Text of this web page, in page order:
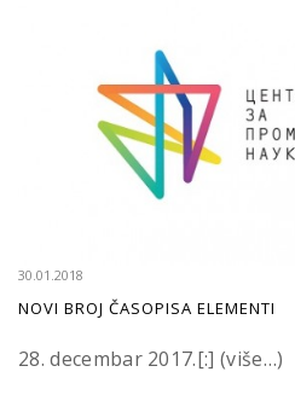
30.01.2018
NOVI BROJ ČASOPISA ELEMENTI
28. decembar 2017.[:] (više…)